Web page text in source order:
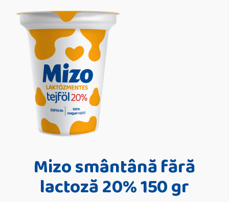
Mizo smântână fără
lactoză 20% 150 gr